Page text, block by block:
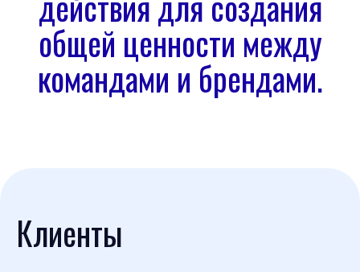
общей ценности между
командами и брендами.
Клиенты